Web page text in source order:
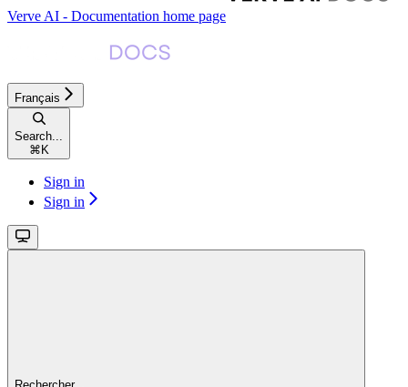
Verve AI - Documentation home page
Français
Search...
⌘ K
Sign in
Sign in